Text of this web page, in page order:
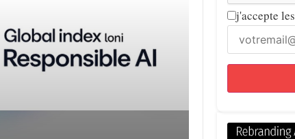
j'accepte les